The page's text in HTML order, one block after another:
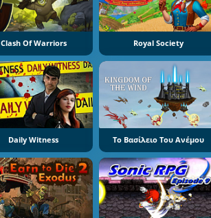
Clash Of Warriors Royal Society
Daily Witness Το Βασίλειο Του Ανέμου